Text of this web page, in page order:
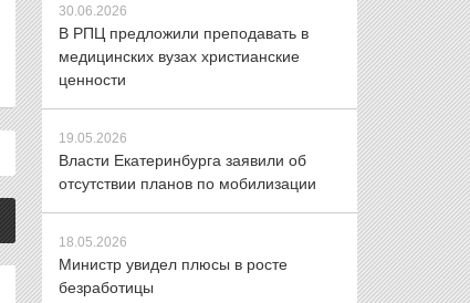
30.06.2026
В РПЦ предложили преподавать в
медицинских вузах христианские
ценности
19.05.2026
Власти Екатеринбурга заявили об
отсутствии планов по мобилизации
18.05.2026
Министр увидел плюсы в росте
безработицы